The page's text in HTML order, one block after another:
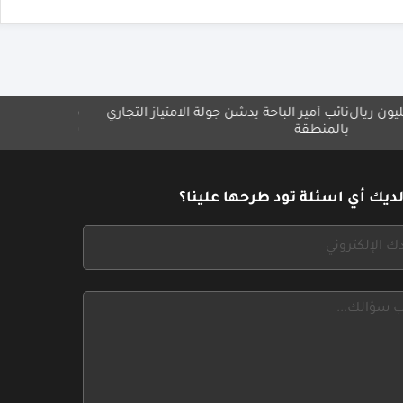
أمير الباحة يدشّن جولة الامتياز التجاري
مجموعة ميلاف تطلق
أي اسئلة تود طرحها علينا؟